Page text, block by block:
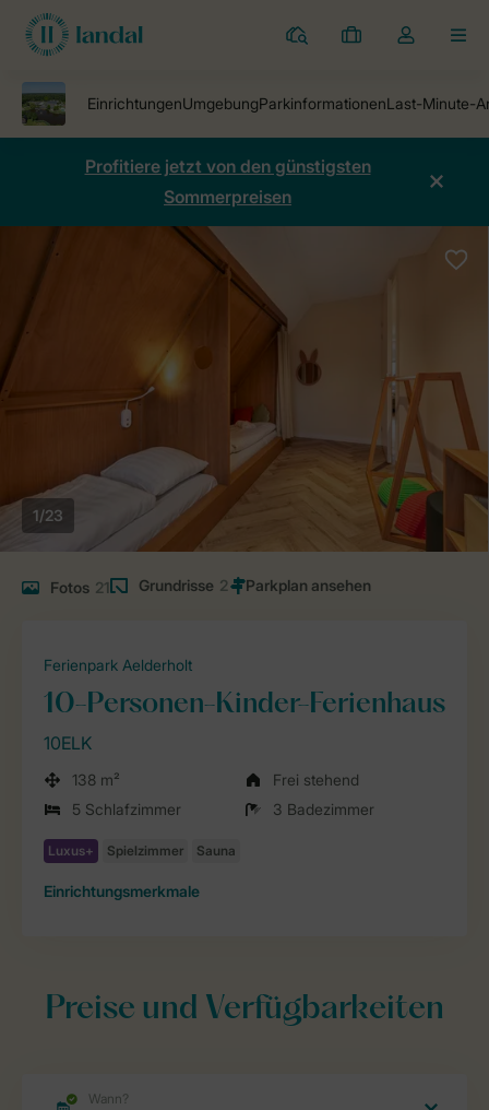
Ferienparks
Meine
Dropdown-
öffnen
Profitiere jetzt von den günstigsten
Sommerpreisen
1/23
Fotos 21 Grundrisse 2
Ferienpark Aelderholt
10-Personen-Kinder-Ferienhaus
10ELK
138 m²
Frei stehend
5 Schlafzimmer
3 Badezimmer
Einrichtungsmerkmale
Preise und Verfügbarkeiten